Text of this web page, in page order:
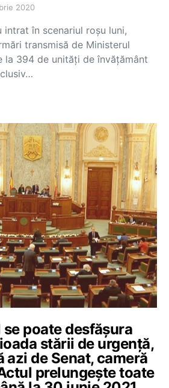
2020
intrat în scenariul roșu luni,
transmisă de Ministerul
la 394 de unități de învățământ
poate desfăşura
stării de urgenţă,
azi de Senat, cameră
prelungește toate